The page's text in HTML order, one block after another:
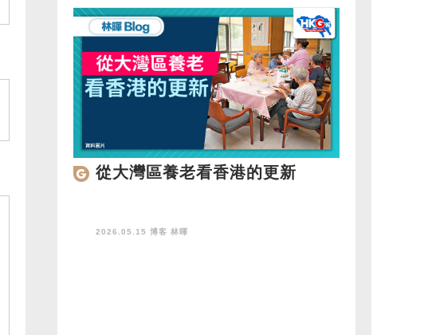
從大灣區養老看香港的更新
2026.05.15 博客 林暉